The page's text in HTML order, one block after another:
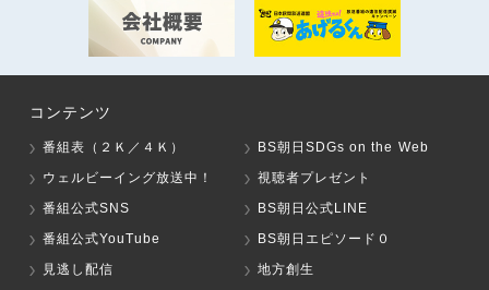
コンテンツ
番組表（２Ｋ／４Ｋ）
BS朝日SDGs on the Web
ウェルビーイング放送中！
視聴者プレゼント
番組公式SNS
BS朝日公式LINE
番組公式YouTube
BS朝日エピソード０
見逃し配信
地方創生